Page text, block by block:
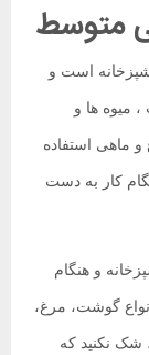
متوسط
است و
میوه ها و
ماهی استفاده
کار به دست
و هنگام
گوشت، مرغ،
شک نکنید که